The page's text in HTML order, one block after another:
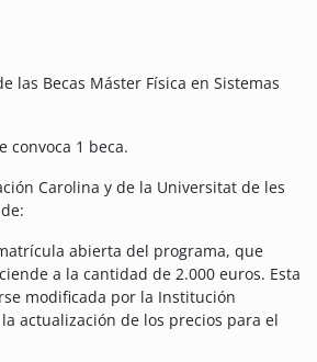
las Becas Máster Física en Sistemas
convoca 1 beca.
Carolina y de la Universitat de les
abierta del programa, que
a la cantidad de 2.000 euros. Esta
modificada por la Institución
actualización de los precios para el